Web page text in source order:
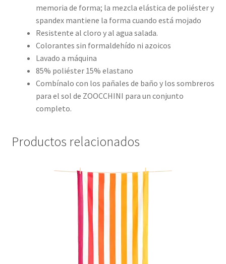
memoria de forma; la mezcla elástica de poliéster y
spandex mantiene la forma cuando está mojado
Resistente al cloro y al agua salada.
Colorantes sin formaldehído ni azoicos
Lavado a máquina
85% poliéster 15% elastano
Combínalo con los pañales de baño y los sombreros
para el sol de ZOOCCHINI para un conjunto
completo.
Productos relacionados